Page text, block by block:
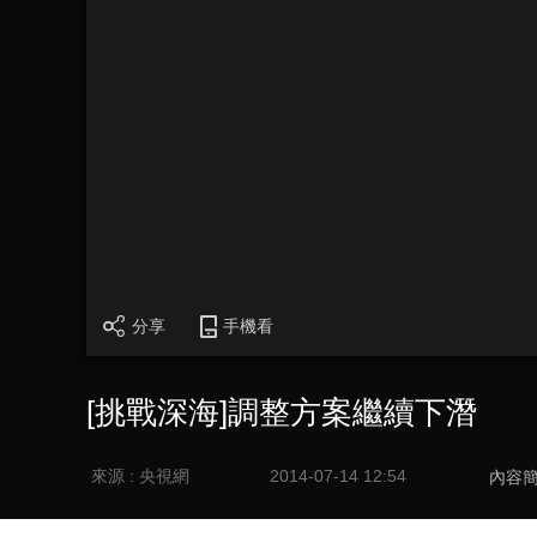
分享 手機看
[挑戰深海]調整方案繼續下潛
來源 : 央視網 2014-07-14 12:54 內容